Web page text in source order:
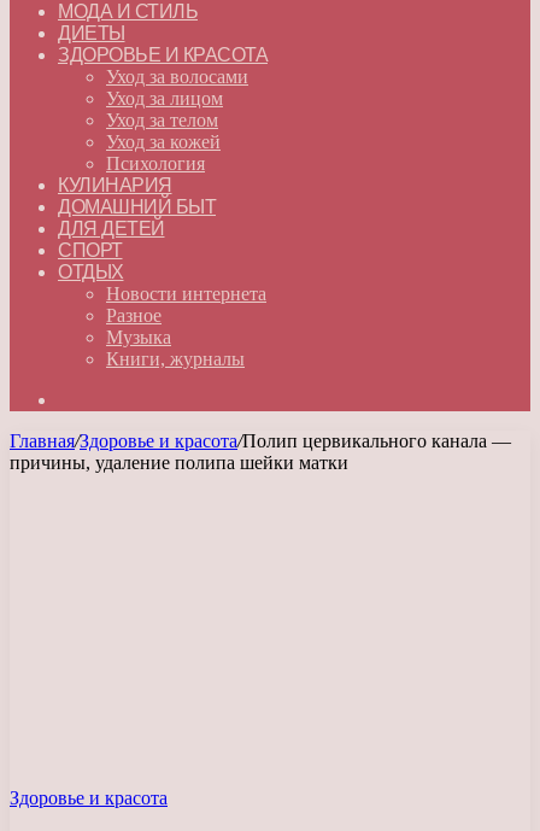
МОДА И СТИЛЬ
ДИЕТЫ
ЗДОРОВЬЕ И КРАСОТА
Уход за волосами
Уход за лицом
Уход за телом
Уход за кожей
Психология
КУЛИНАРИЯ
ДОМАШНИЙ БЫТ
ДЛЯ ДЕТЕЙ
СПОРТ
ОТДЫХ
Новости интернета
Разное
Музыка
Книги, журналы
Главная/Здоровье и красота/Полип цервикального канала —
причины, удаление полипа шейки матки
Здоровье и красота